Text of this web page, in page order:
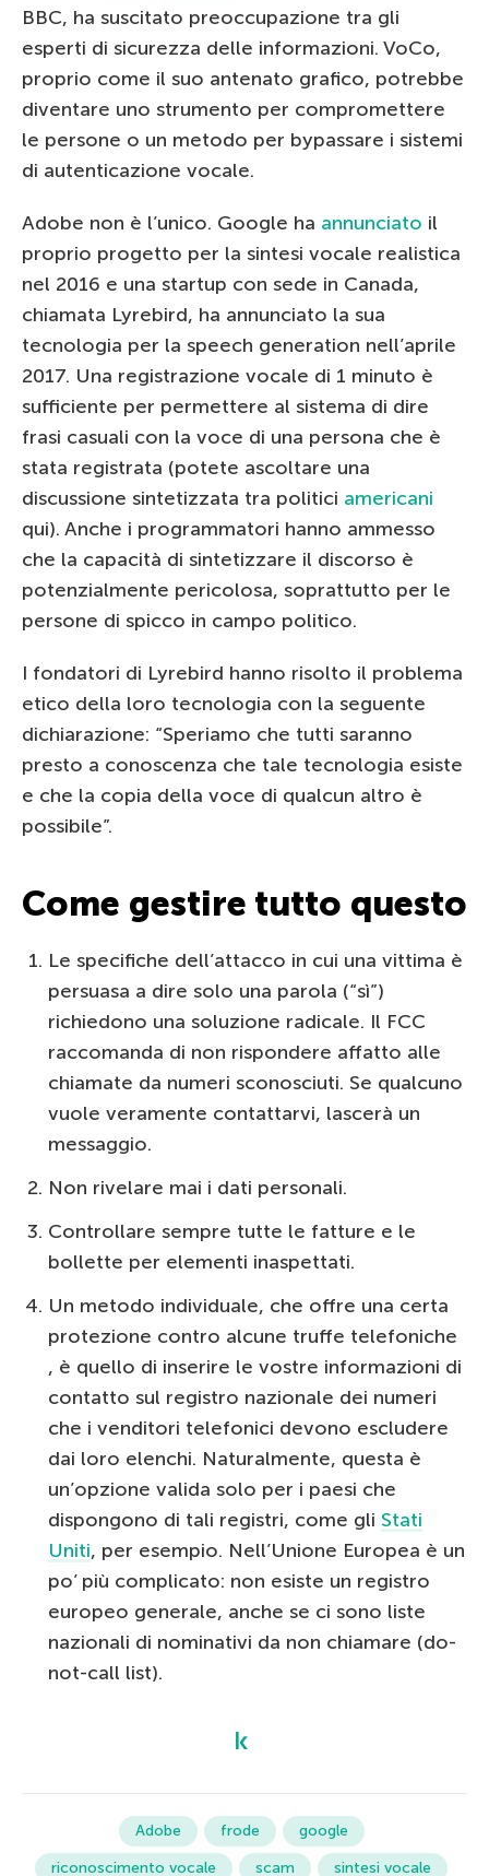
BBC, ha suscitato preoccupazione tra gli
esperti di sicurezza delle informazioni. VoCo,
proprio come il suo antenato grafico, potrebbe
diventare uno strumento per compromettere
le persone o un metodo per bypassare i sistemi
di autenticazione vocale.
Adobe non è l’unico. Google ha annunciato il
proprio progetto per la sintesi vocale realistica
nel 2016 e una startup con sede in Canada,
chiamata Lyrebird, ha annunciato la sua
tecnologia per la speech generation nell’aprile
2017. Una registrazione vocale di 1 minuto è
sufficiente per permettere al sistema di dire
frasi casuali con la voce di una persona che è
stata registrata (potete ascoltare una
discussione sintetizzata tra politici americani
qui). Anche i programmatori hanno ammesso
che la capacità di sintetizzare il discorso è
potenzialmente pericolosa, soprattutto per le
persone di spicco in campo politico.
I fondatori di Lyrebird hanno risolto il problema
etico della loro tecnologia con la seguente
dichiarazione: “Speriamo che tutti saranno
presto a conoscenza che tale tecnologia esiste
e che la copia della voce di qualcun altro è
possibile”.
Come gestire tutto questo
Le specifiche dell’attacco in cui una vittima è
persuasa a dire solo una parola (“sì”)
richiedono una soluzione radicale. Il FCC
raccomanda di non rispondere affatto alle
chiamate da numeri sconosciuti. Se qualcuno
vuole veramente contattarvi, lascerà un
messaggio.
Non rivelare mai i dati personali.
Controllare sempre tutte le fatture e le
bollette per elementi inaspettati.
Un metodo individuale, che offre una certa
protezione contro alcune truffe telefoniche
, è quello di inserire le vostre informazioni di
contatto sul registro nazionale dei numeri
che i venditori telefonici devono escludere
dai loro elenchi. Naturalmente, questa è
un’opzione valida solo per i paesi che
dispongono di tali registri, come gli Stati
Uniti, per esempio. Nell’Unione Europea è un
po’ più complicato: non esiste un registro
europeo generale, anche se ci sono liste
nazionali di nominativi da non chiamare (do-
not-call list).
Adobe frode
google
riconoscimento vocale
scam sintesi vocale